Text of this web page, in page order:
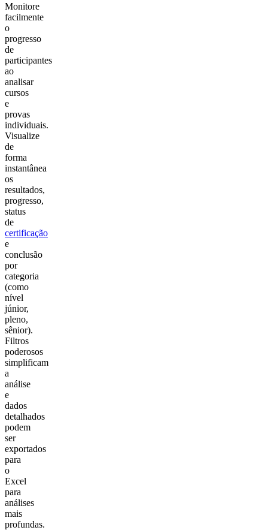
Monitore
facilmente
o
progresso
de
participantes
ao
analisar
cursos
e
provas
individuais.
Visualize
de
forma
instantânea
os
resultados,
progresso,
status
de
certificação
e
conclusão
por
categoria
(como
nível
júnior,
pleno,
sênior).
Filtros
poderosos
simplificam
a
análise
e
dados
detalhados
podem
ser
exportados
para
o
Excel
para
análises
mais
profundas.